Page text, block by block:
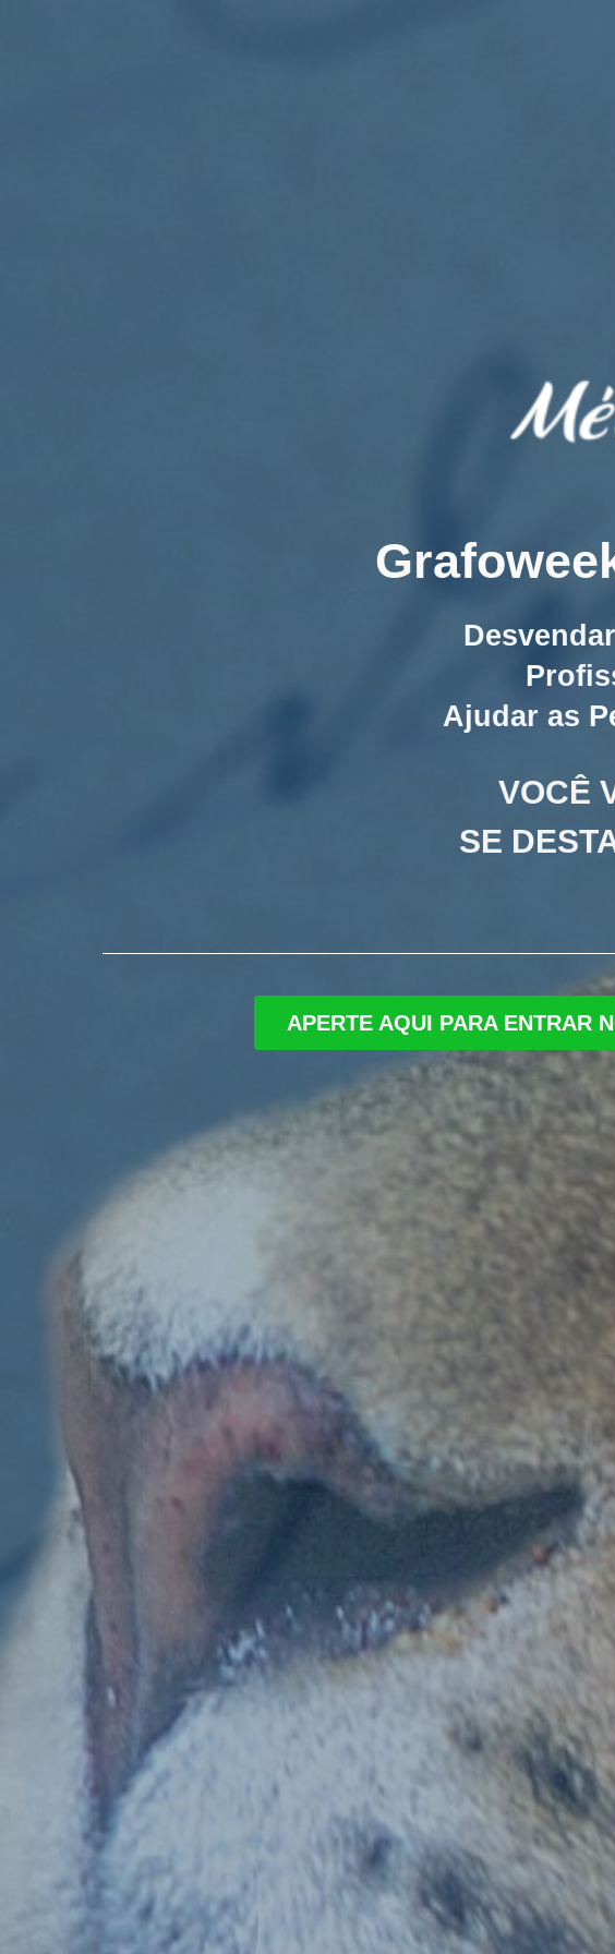
Ajudar as
VOCÊ
SE
APERTE AQUI PARA ENTRAR